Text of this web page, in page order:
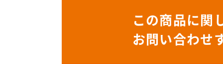
この商品に関
お問い合わせ